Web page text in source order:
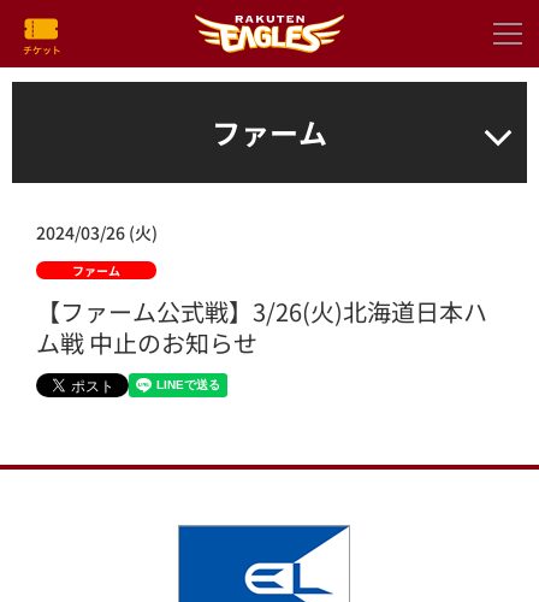
ファーム
2024/03/26 (火)
ファーム
【ファーム公式戦】3/26(火)北海道日本ハ
ム戦 中止のお知らせ